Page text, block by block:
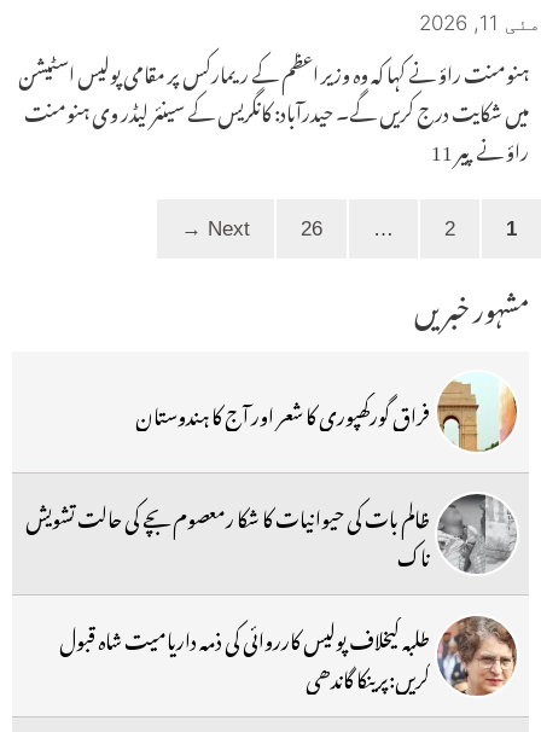
مئی 11, 2026
ہنومنت راؤ نے کہا کہ وہ وزیر اعظم کے ریمارکس پر مقامی پولیس اسٹیشن
میں شکایت درج کریں گے۔ حیدرآباد: کانگریس کے سینئر لیڈر وی ہنومنت
راؤ نے پیر 11
Page1
Page
2
…
Page
26
Next
→
مشہور خبریں
فراق گورکھپوری کا شعر اور آج کا ہندوستان
ظالم بات کی حیوانیات کا شکا رمعصوم بچے کی حالت تشویش
ناک
طلبہ کیخلاف پولیس کارروائی کی ذمہ داریامیت شاہ قبول
کریں:پرینکا گاندھی